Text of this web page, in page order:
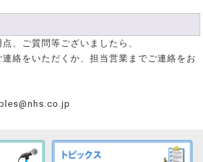
、ご質問等ございましたら、
絡をいただくか、担当営業までご連絡をお